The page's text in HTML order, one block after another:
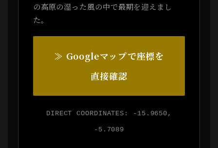
の高原の湿った風の中で最期を迎えまし
た。
≫ Googleマップで座標を
直接確認
DIRECT COORDINATES: -15.9650,
-5.7089